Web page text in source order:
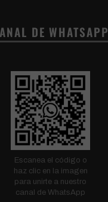
DE WHATSAPP
Escanea el código o
haz clic en la imagen
para unirte a nuestro
canal de WhatsApp